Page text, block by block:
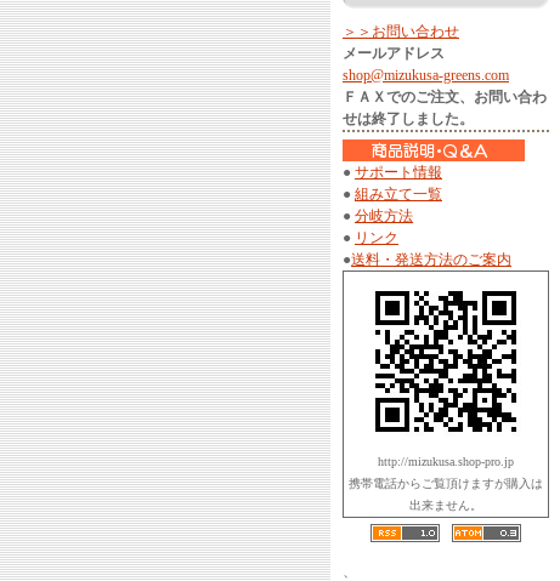
＞＞お問い合わせ
メールアドレス
shop@mizukusa-greens.com
ＦＡＸでのご注文、お問い合わ
せは終了しました。
● サポート情報
● 組み立て一覧
● 分岐方法
● リンク
●送料・発送方法のご案内
http://mizukusa.shop-pro.jp
携帯電話からご覧頂けますが購入は
出来ません。
、